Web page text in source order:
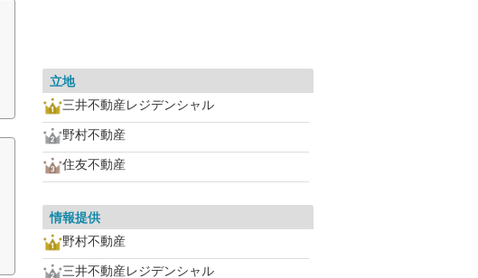
立地
三井不動産レジデンシャル
野村不動産
住友不動産
情報提供
野村不動産
三井不動産レジデンシャル